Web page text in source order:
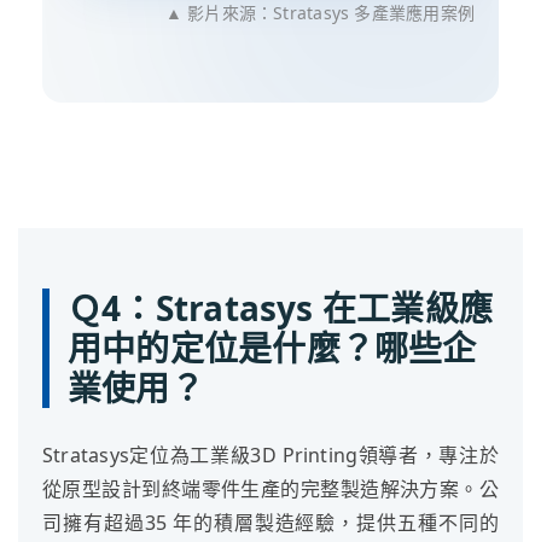
▲ 影片來源：Stratasys 多產業應用案例
Ｑ4：Stratasys 在工業級應
用中的定位是什麼？哪些企
業使用？
Stratasys定位為工業級3D Printing領導者，專注於
從原型設計到終端零件生產的完整製造解決方案。公
司擁有超過35 年的積層製造經驗，提供五種不同的